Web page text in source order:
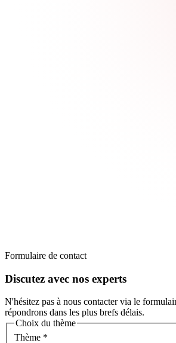
Formulaire de contact
Discutez avec nos experts
N'hésitez pas à nous contacter via le
répondrons dans les plus brefs délais.
Choix du thème
Thème *